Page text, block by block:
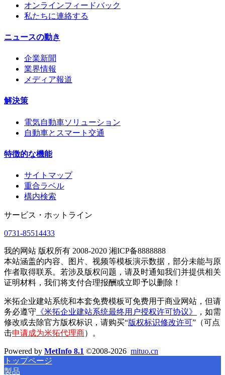
オンラインフィードバック
私たちに連絡する
ニュースの動き
企業新聞
業界情報
メディア報道
解決策
電気自動車ソリューション
自動車とスマート交通
特徴的な機能
サイトマップ
重合ラベル
構内検索
サービス・ホットライン
0731-85514433
我的网站 版权所有 2008-2020 湘ICP备8888888
本站涵盖的内容、图片、视频等模板演示数据，部分未能与原
作者取得联系。若涉及版权问题，请及时通知我们并提供相关
证明材料，我们将支付合理报酬或立即予以删除！
米拓企业建站系统和本套免费模板可免费用于商业网站，但请
务必遵守 《米拓企业建站系统最终用户授权许可协议》
，如需
修改或去除官方版权标识，请购买“版权标识修改许可”（可点
击申请成为米拓代理商）。
Powered by MetInfo 8.1 ©2008-2026 mituo.cn
トップページ
製品